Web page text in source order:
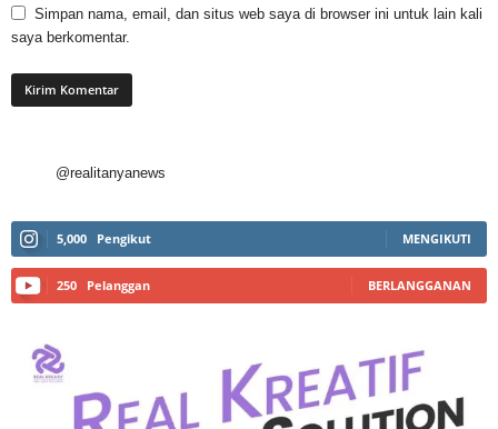
Simpan nama, email, dan situs web saya di browser ini untuk lain kali
saya berkomentar.
@realitanyanews
5,000 Pengikut MENGIKUTI
250 Pelanggan BERLANGGANAN